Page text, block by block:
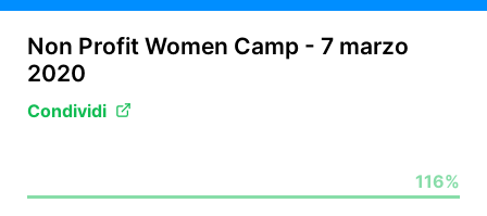
Non Profit Women Camp - 7 marzo
2020
Condividi
116%